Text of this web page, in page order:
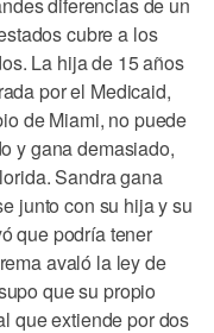
cubre a los
La hija de 15 años
por el Medicaid,
de Miami, no puede
y gana demasiado,
Sandra gana
junto con su hija y su
que podría tener
avaló la ley de
que su propio
que extiende por dos